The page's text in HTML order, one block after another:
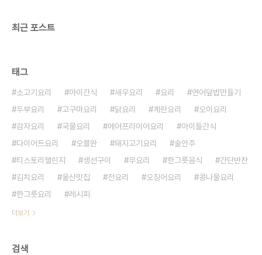
최근 포스트
태그
소고기요리 아이간식 새우요리 요리
연어덮밥만들기
두부요리
고구마요리 닭요리 계란요리
오이요리
감자요리
국물요리 에어프라이어요리
아이들간식
다이어트요리
오블완 돼지고기요리
술안주
티스토리챌린지
생선구이 무요리 한그릇음식
간단반찬
김치요리
울산맛집 전요리 오징어요리
콩나물요리
한그릇요리
레시피
더보기
검색